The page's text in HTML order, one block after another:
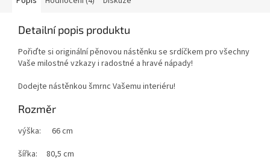
Detailní popis produktu
Pořiďte si originální pěnovou nástěnku se srdíčkem pro všechny
Vaše milostné vzkazy i radostné a hravé nápady!
Dodejte nástěnkou šmrnc Vašemu interiéru!
Rozměr
výška: 66 cm
šířka: 80,5 cm